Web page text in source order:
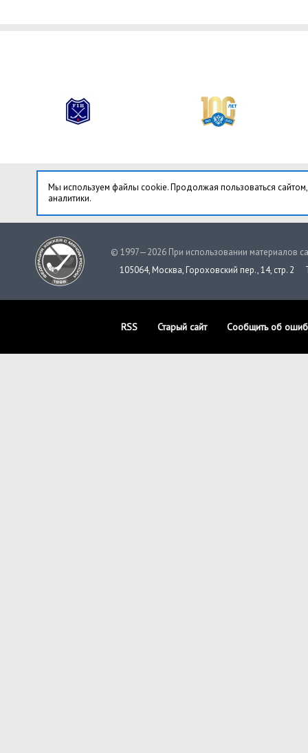
Мы используем файлы cookie. Продолжая пользоваться
аналитики.
© 1997—2026 При использовании материалов
105064, Москва, Гороховский пер., 14, стр. 2
RSS Старый сайт Сообщить об